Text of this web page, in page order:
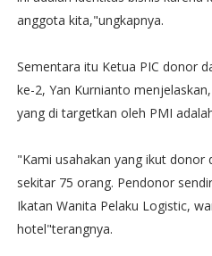
anggota kita,"ungkapnya.
Sementara itu Ketua PIC donor
ke-2, Yan Kurnianto
yang di targetkan oleh PMI
"Kami usahakan yang ikut donor
sekitar 75 orang. Pendonor
Ikatan Wanita Pelaku Logistic,
hotel"terangnya.